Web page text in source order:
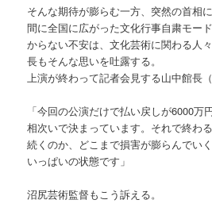
そんな期待が膨らむ一方、突然の首相
間に全国に広がった文化行事自粛モー
からない不安は、文化芸術に関わる人
長もそんな思いを吐露する。
上演が終わって記者会見する山中館長
「今回の公演だけで払い戻しが6000万
相次いで決まっています。それで終わ
続くのか、どこまで損害が膨らんでい
いっぱいの状態です」
沼尻芸術監督もこう訴える。